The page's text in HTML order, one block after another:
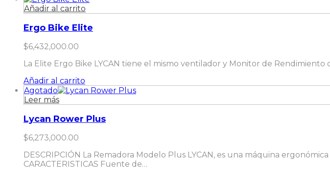
Añadir al carrito
Ergo Bike Elite
$6,432,000.00
La Elite Ergo Bike LYCAN tiene el mismo ventilador y Monitor de
Añadir al carrito
Agotado
Leer más
Lycan Rower Plus
$6,273,000.00
DESCRIPCIÓN La Remadora Modelo Plus LYCAN, es una máquina
CARACTERISTICAS Fuente de…